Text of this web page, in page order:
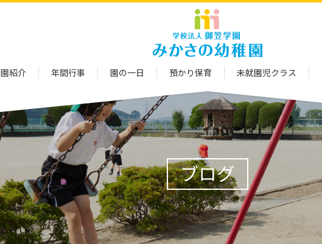
園紹介 年間行事 園の一日 預かり保育 未就園児クラス
ブログ